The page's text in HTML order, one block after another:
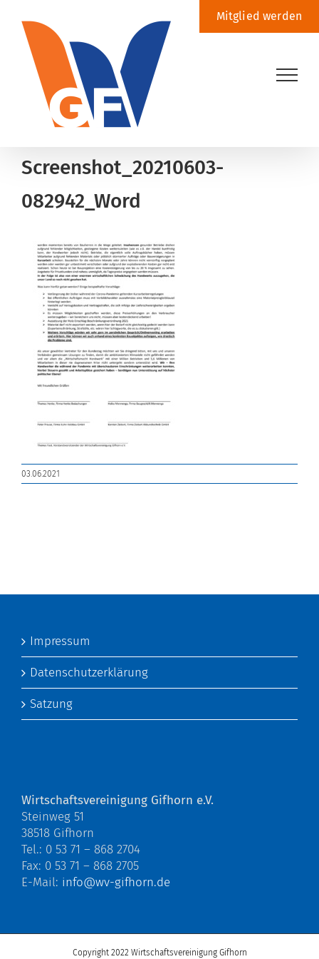
Inhalt
springen
Mitglied werden
Screenshot_20210603-
082942_Word
03.06.2021
Impressum
Datenschutzerklärung
Satzung
Wirtschaftsvereinigung Gifhorn e.V.
Steinweg 51
38518 Gifhorn
Tel.: 0 53 71 – 868 2704
Fax: 0 53 71 – 868 2705
E-Mail: info@wv-gifhorn.de
Copyright 2022 Wirtschaftsvereinigung Gifhorn